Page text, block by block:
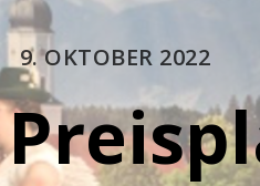
9. OKTOBER 2022